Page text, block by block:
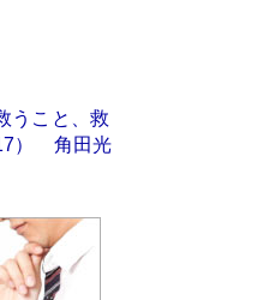
た「雑談のテ
るのか？ 「天
ウジ国王の第
うこと、救
） 角田光